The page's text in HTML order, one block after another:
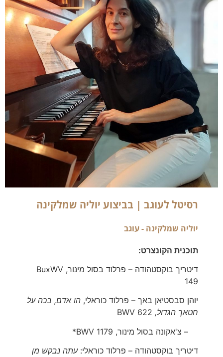
רסיטל לעוגב | בביצוע יוליה שמלקינה
יוליה שמלקינה - עוגב
תוכנית הקונצרט:
דיטריך בוקסטהודה – פרלוד בסול מינור, BuxWV
149
יוהן סבסטיאן באך – פרלוד כוראלי, הו אדם, בכה על
חטאך הגדול,
BWV 622
– צ'אקונה בסול מינור,
BWV 1179*
דיטריך בוקסטהודה – פרלוד כוראלי:עתה נבקש מן